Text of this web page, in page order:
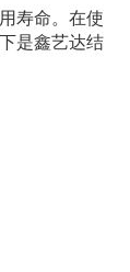
寿命。在使
是鑫艺达结